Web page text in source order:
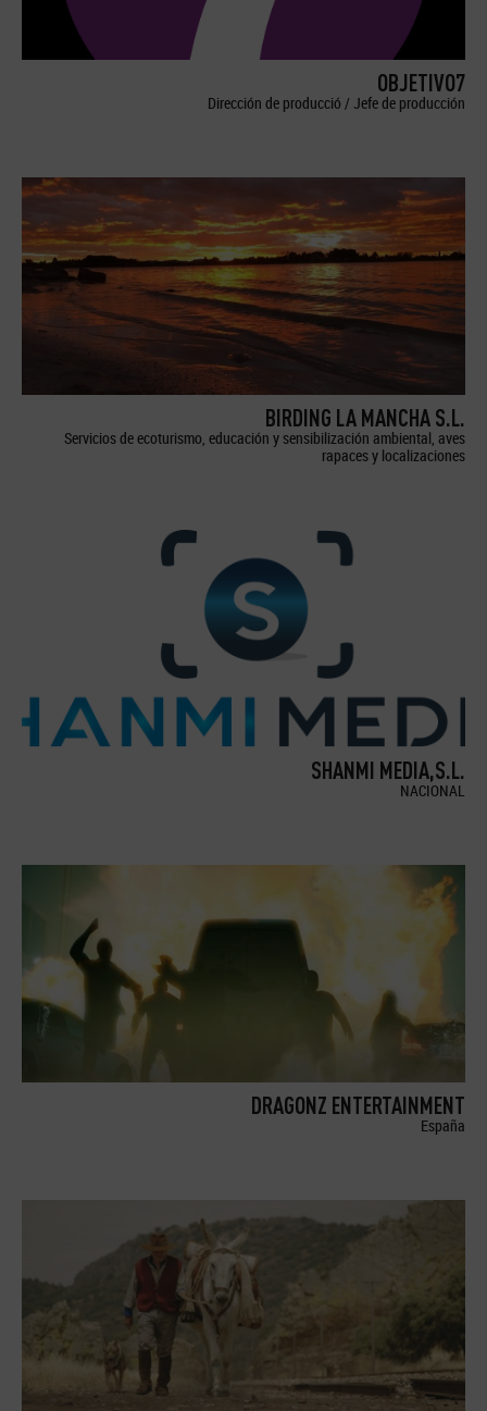
OBJETIVO7
Dirección de producció / Jefe de producción
BIRDING LA MANCHA S.L.
Servicios de ecoturismo, educación y sensibilización ambiental, aves
rapaces y localizaciones
SHANMI MEDIA,S.L.
NACIONAL
DRAGONZ ENTERTAINMENT
España